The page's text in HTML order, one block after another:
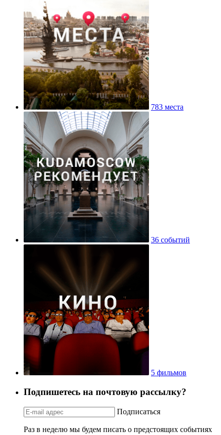
783 места
36 событий
5 фильмов
Подпишетесь на почтовую рассылку?
Подписаться
Раз в неделю мы будем писать о предстоящих событиях